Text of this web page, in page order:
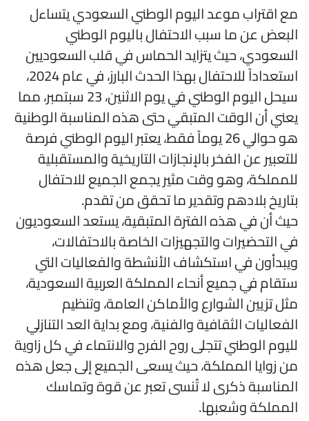
اقتراب موعد اليوم الوطني السعودي يتساءل
عن ما سبب الاحتفال باليوم الوطني
حيث يتزايد الحماس في قلب السعوديين
استعداداً للاحتفال بهذا الحدث البارز، في عام 2024،
سيحل اليوم الوطني في يوم الاثنين، 23 سبتمبر، مما
أن الوقت المتبقي حتى هذه المناسبة الوطنية
هو حوالي 26 يوماً فقط، يعتبر اليوم الوطني فرصة
عن الفخر بالإنجازات التاريخية والمستقبلية
وهو وقت مثير يجمع الجميع للاحتفال
بلادهم وتقدير ما تحقق من تقدم.
أن في هذه الفترة المتبقية، يستعد السعوديون
التحضيرات والتجهيزات الخاصة بالاحتفالات،
في استكشاف الأنشطة والفعاليات التي
في جميع أنحاء المملكة العربية السعودية،
تزيين الشوارع والأماكن العامة، وتنظيم
الثقافية والفنية، ومع بداية العد التنازلي
الوطني تتجلى روح الفرح والانتماء في كل زاوية
زوايا المملكة، حيث يسعى الجميع إلى جعل هذه
ذكرى لا تُنسى تعبر عن قوة وتماسك
وشعبها.